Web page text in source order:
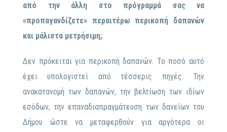
από την άλλη στο πρόγραμμά σας να
«προπαγανδίζετε» περαιτέρω περικοπή δαπανών
και μάλιστα μετρήσιμη;
Δεν πρόκειται για περικοπή δαπανών. Το ποσό αυτό
έχει υπολογιστεί από τέσσερις πηγές. Την
ανακατανομή των δαπανών, την βελτίωση των ιδίων
εσόδων, την επαναδιαπραγμάτευση των δανείων του
Δήμου ώστε να μεταφερθούν για αργότερα οι